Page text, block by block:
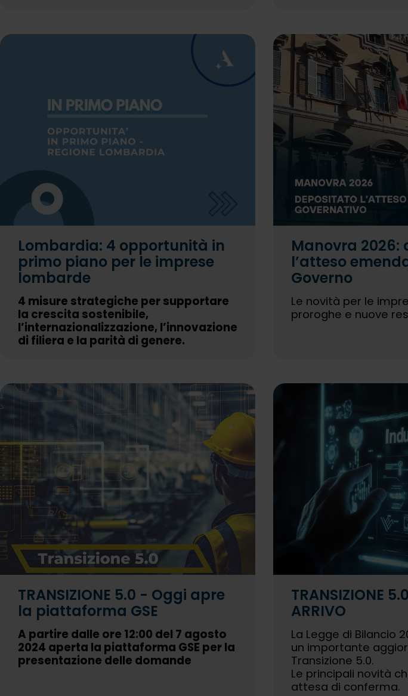
Lombardia: 4 opportunità in
primo piano per le imprese
lombarde
4 misure strategiche per supportare
la crescita sostenibile,
l’internazionalizzazione, l’innovazione
di filiera e la parità di genere.
Manovra 2026:
l’atteso
Governo
Le novità per le
proroghe e nuove
TRANSIZIONE 5.0 - Oggi apre
la piattaforma GSE
A partire dalle ore 12:00 del 7 agosto
2024 aperta la piattaforma GSE per la
presentazione delle domande
TRANSIZIONE
ARRIVO
La Legge di Bilancio
un importante
Transizione 5.0.
Le principali novità
attesa di conferma.